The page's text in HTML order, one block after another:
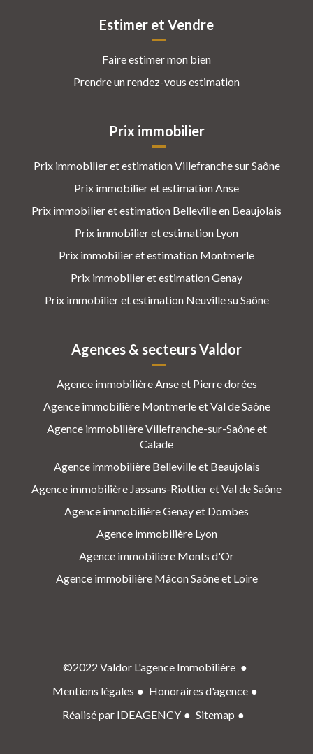
Estimer et Vendre
Faire estimer mon bien
Prendre un rendez-vous estimation
Prix immobilier
Prix immobilier et estimation Villefranche sur Saône
Prix immobilier et estimation Anse
Prix immobilier et estimation Belleville en Beaujolais
Prix immobilier et estimation Lyon
Prix immobilier et estimation Montmerle
Prix immobilier et estimation Genay
Prix immobilier et estimation Neuville su Saône
Agences & secteurs Valdor
Agence immobilière Anse et Pierre dorées
Agence immobilière Montmerle et Val de Saône
Agence immobilière Villefranche-sur-Saône et
Calade
Agence immobilière Belleville et Beaujolais
Agence immobilière Jassans-Riottier et Val de Saône
Agence immobilière Genay et Dombes
Agence immobilière Lyon
Agence immobilière Monts d'Or
Agence immobilière Mâcon Saône et Loire
©2022 Valdor L'agence Immobilière
Mentions légales
Honoraires d'agence
Réalisé par IDEAGENCY
Sitemap